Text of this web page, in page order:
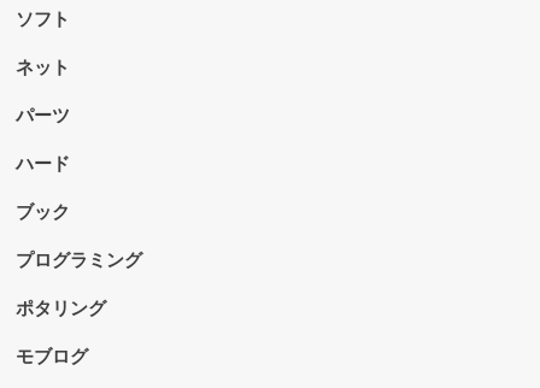
ソフト
ネット
パーツ
ハード
ブック
プログラミング
ポタリング
モブログ